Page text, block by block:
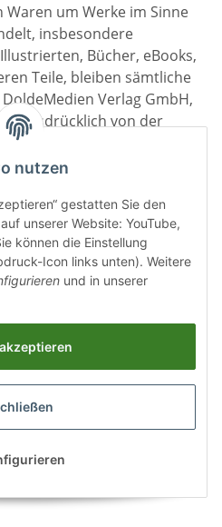
Waren um Werke im Sinne
insbesondere
Bücher, eBooks,
Teile, bleiben sämtliche
Verlag GmbH,
ausdrücklich von der
an den Besteller
Besteller kraft
bzw. der bereitgestellte
sich die Gewährleistung
soweit nicht
nach den
(§§ 433 ff. BGB). Die
Ansprüche ist
Unternehmer im Sinne von §
ist berechtigt, die Ware
nutzen
gestatten Sie den
unserer Website: YouTube,
können die Einstellung
Icon links unten). Weitere
und in unserer